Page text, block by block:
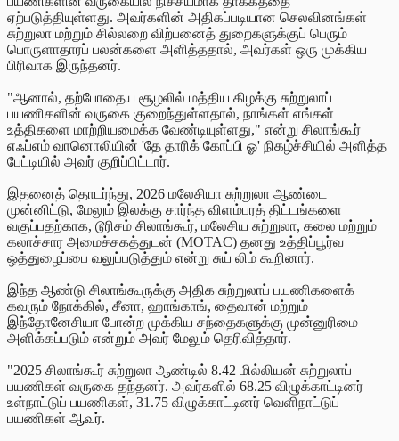
ஏற்படுத்தியுள்ளது. அவர்களின் அதிகப்படியான செலவினங்கள்
சுற்றுலா மற்றும் சில்லறை விற்பனைத் துறைகளுக்குப் பெரும்
பொருளாதாரப் பலன்களை அளித்ததால், அவர்கள் ஒரு முக்கிய
பிரிவாக இருந்தனர்.
"ஆனால், தற்போதைய சூழலில் மத்திய கிழக்கு சுற்றுலாப்
பயணிகளின் வருகை குறைந்துள்ளதால், நாங்கள் எங்கள்
உத்திகளை மாற்றியமைக்க வேண்டியுள்ளது," என்று சிலாங்கூர்
எஃப்எம் வானொலியின் 'தே தாரிக் கோப்பி ஓ' நிகழ்ச்சியில் அளித்த
பேட்டியில் அவர் குறிப்பிட்டார்.
இதனைத் தொடர்ந்து, 2026 மலேசியா சுற்றுலா ஆண்டை
முன்னிட்டு, மேலும் இலக்கு சார்ந்த விளம்பரத் திட்டங்களை
வகுப்பதற்காக, டூரிசம் சிலாங்கூர், மலேசிய சுற்றுலா, கலை மற்றும்
கலாச்சார அமைச்சகத்துடன் (MOTAC) தனது உத்திப்பூர்வ
ஒத்துழைப்பை வலுப்படுத்தும் என்று சுய் லிம் கூறினார்.
இந்த ஆண்டு சிலாங்கூருக்கு அதிக சுற்றுலாப் பயணிகளைக்
கவரும் நோக்கில், சீனா, ஹாங்காங், தைவான் மற்றும்
இந்தோனேசியா போன்ற முக்கிய சந்தைகளுக்கு முன்னுரிமை
அளிக்கப்படும் என்றும் அவர் மேலும் தெரிவித்தார்.
"2025 சிலாங்கூர் சுற்றுலா ஆண்டில் 8.42 மில்லியன் சுற்றுலாப்
பயணிகள் வருகை தந்தனர். அவர்களில் 68.25 விழுக்காட்டினர்
உள்நாட்டுப் பயணிகள், 31.75 விழுக்காட்டினர் வெளிநாட்டுப்
பயணிகள் ஆவர்.